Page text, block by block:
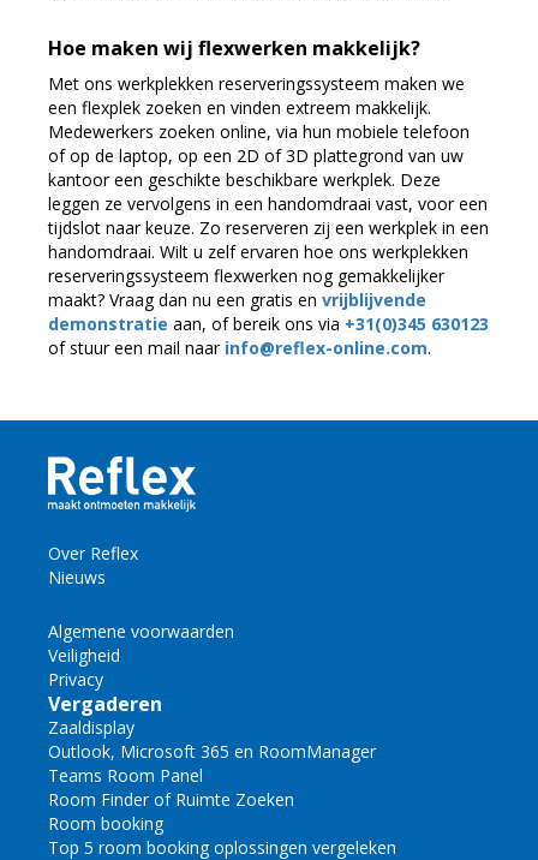
Hoe maken wij flexwerken makkelijk?
Met ons werkplekken reserveringssysteem maken we
een flexplek zoeken en vinden extreem makkelijk.
Medewerkers zoeken online, via hun mobiele telefoon
of op de laptop, op een 2D of 3D plattegrond van uw
kantoor een geschikte beschikbare werkplek. Deze
leggen ze vervolgens in een handomdraai vast, voor een
tijdslot naar keuze. Zo reserveren zij een werkplek in een
handomdraai. Wilt u zelf ervaren hoe ons werkplekken
reserveringssysteem flexwerken nog gemakkelijker
maakt? Vraag dan nu een gratis en vrijblijvende
demonstratie aan, of bereik ons via +31(0)345 630123
of stuur een mail naar info@reflex-online.com.
Over Reflex
Nieuws
Algemene voorwaarden
Veiligheid
Privacy
Vergaderen
Zaaldisplay
Outlook, Microsoft 365 en RoomManager
Teams Room Panel
Room Finder of Ruimte Zoeken
Room booking
Top 5 room booking oplossingen vergeleken